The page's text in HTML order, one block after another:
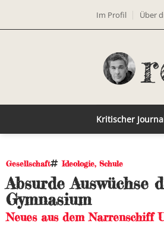
Im Profil Über
Kritischer
Gesellschaft Ideologie, Schule
Absurde Auswüchse
Gymnasium
Neues aus dem Narrenschiff